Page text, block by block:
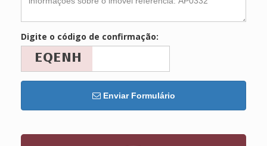
Digite o código de confirmação:
Enviar Formulário